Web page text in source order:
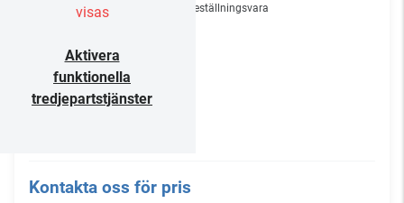
visas
Aktivera
funktionella
tredjepartstjänster
Beställningsvara
Kontakta oss för pris